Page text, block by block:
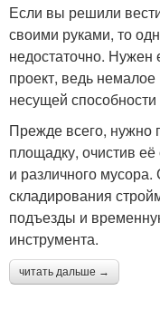
Если вы решили
своими руками, то
недостаточно.
проект, ведь
несущей способности
Прежде всего, нужно
площадку, очистив
и различного мусора.
складирования
подъезды и
инструмента.
читать дальше →